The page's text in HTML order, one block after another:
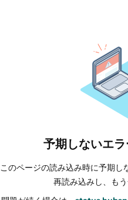
予期しないエラ
このページの読み込み時に予期
再読み込みし、も